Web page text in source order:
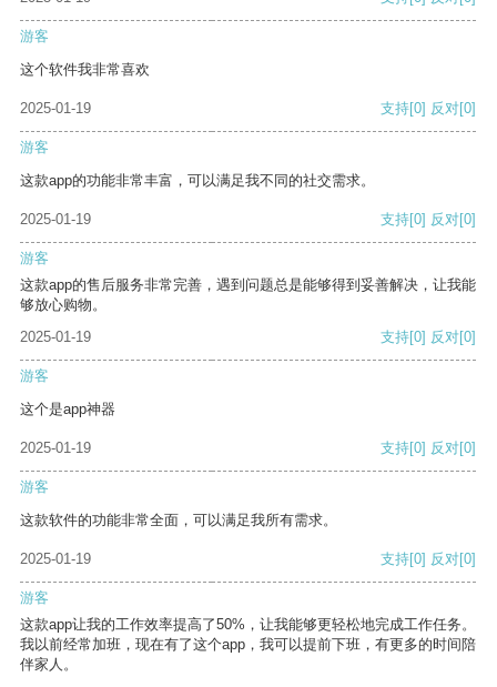
游客
这个软件我非常喜欢
2025-01-19 支持[0] 反对[0]
游客
这款app的功能非常丰富，可以满足我不同的社交需求。
2025-01-19 支持[0] 反对[0]
游客
这款app的售后服务非常完善，遇到问题总是能够得到妥善解决，让我能
够放心购物。
2025-01-19
支持[0] 反对[0]
游客
这个是app神器
2025-01-19 支持[0] 反对[0]
游客
这款软件的功能非常全面，可以满足我所有需求。
2025-01-19 支持[0] 反对[0]
游客
这款app让我的工作效率提高了50%，让我能够更轻松地完成工作任务。
我以前经常加班，现在有了这个app，我可以提前下班，有更多的时间陪
伴家人。